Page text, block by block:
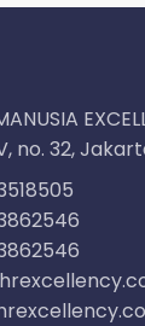
no. 32,